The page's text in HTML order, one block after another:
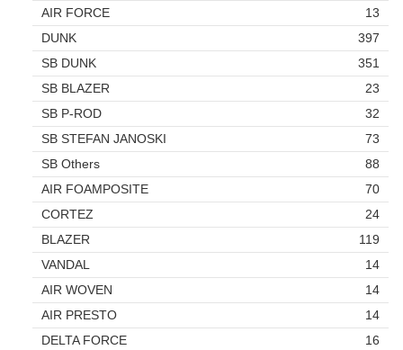
AIR FORCE
13
DUNK
397
SB DUNK
351
SB BLAZER
23
SB P-ROD
32
SB STEFAN JANOSKI
73
SB Others
88
AIR FOAMPOSITE
70
CORTEZ
24
BLAZER
119
VANDAL
14
AIR WOVEN
14
AIR PRESTO
14
DELTA FORCE
16